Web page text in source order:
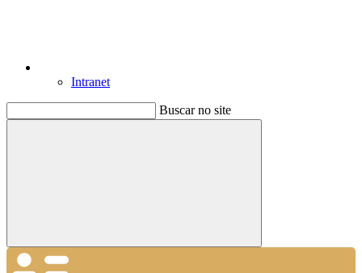
Intranet
Buscar no site
Buscar